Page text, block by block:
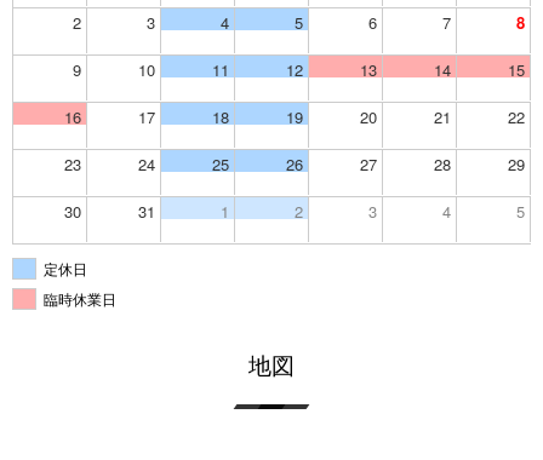
2 3 4 5 6 7 8
9 10 11 12 13 14 15
16 17 18 19 20 21 22
23 24 25 26 27 28 29
30 31 1 2 3 4 5
定休日
臨時休業日
地図